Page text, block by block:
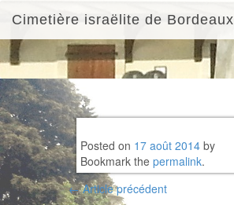
Cimetière israëlite de Bordeaux
Posted on 17 août 2014 by
Bookmark the permalink.
Post
←Article précédent